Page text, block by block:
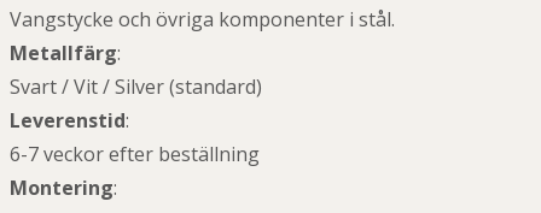
Vangstycke och övriga komponenter i stål.
Metallfärg:
Svart / Vit / Silver (standard)
Leverenstid:
6-7 veckor efter beställning
Montering: